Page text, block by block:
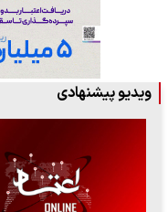
ویدیو پیشنهادی